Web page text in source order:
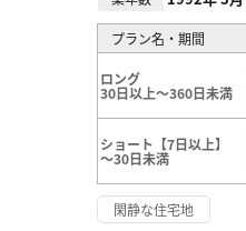
プラン名・期間
ロング
30日以上～360日未満
ショート【7日以上】
～30日未満
閑静な住宅地